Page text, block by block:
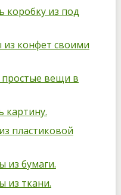
коробку из под
из конфет своими
вещи в
картину.
пластиковой
из бумаги.
из ткани.